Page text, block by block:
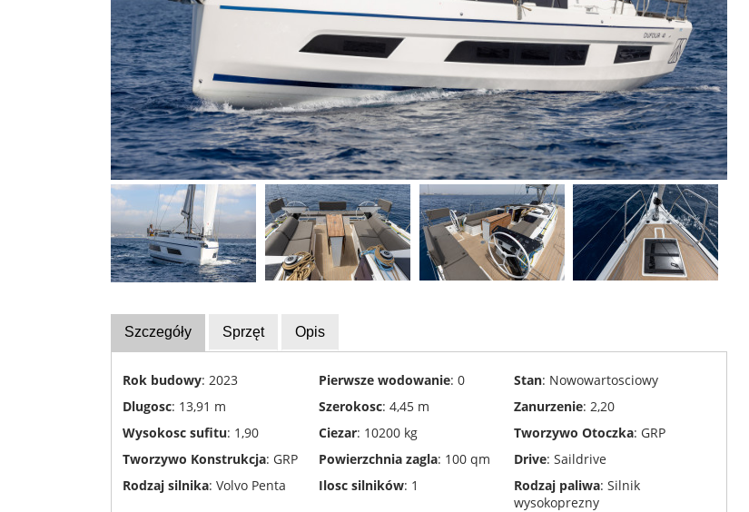
Kalendarz
wystawa
Eksperci
Szkoły
żeglarskie
sportowe
Ubezpieczenia
Recykling
utylizacja
Transport
jachtów
Stocznie
Szczegóły Sprzęt Opis
Rok budowy: 2023 Pierwsze wodowanie: 0 Stan: Nowowartosciowy
Dlugosc: 13,91 m Szerokosc: 4,45 m Zanurzenie: 2,20
Wysokosc sufitu: 1,90 Ciezar: 10200 kg Tworzywo Otoczka: GRP
Tworzywo Konstrukcja: GRP Powierzchnia zagla: 100 qm Drive: Saildrive
Rodzaj silnika: Volvo Penta Ilosc silników: 1 Rodzaj paliwa: Silnik
wysokoprezny